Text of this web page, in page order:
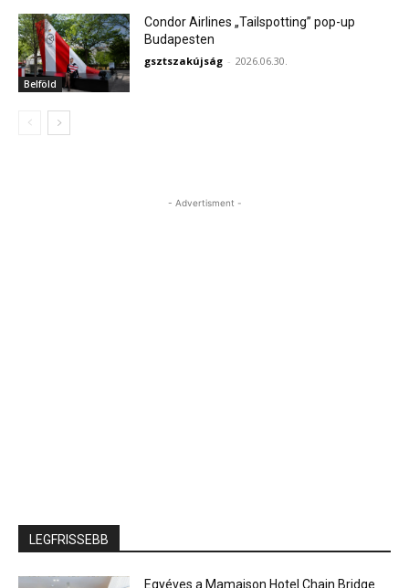
Belföld
Condor Airlines „Tailspotting” pop-up
Budapesten
gsztszakújság - 2026.06.30.
- Advertisment -
LEGFRISSEBB
Egyéves a Mamaison Hotel Chain Bridge